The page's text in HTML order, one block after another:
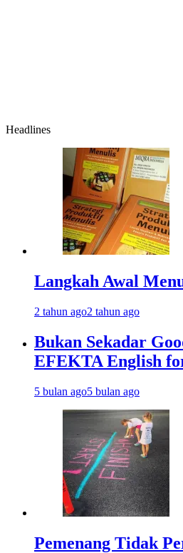
Headlines
Langkah Awal
2 tahun ago2 tahun ago
Bukan Sekadar
EFEKTA English
5 bulan ago5 bulan ago
Pemenang Tidak